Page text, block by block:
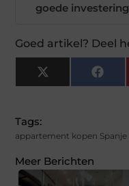
goede
Goed artikel? Deel
X
(Twitter)
Tags:
appartement kopen Spanje
Meer Berichten